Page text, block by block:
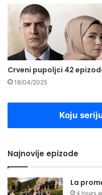
Crveni pupoljci 42
18/04/2025
Koju
Najnovije epizode
La
4 hours